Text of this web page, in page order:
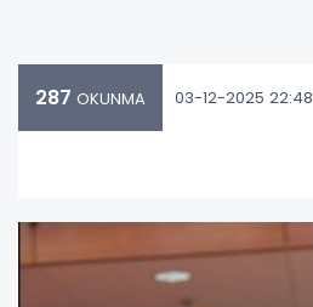
287 OKUNMA 03-12-2025 22:48